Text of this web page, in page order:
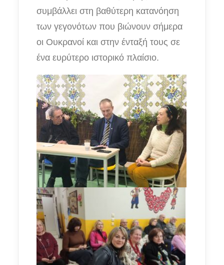
συμβάλλει στη βαθύτερη κατανόηση
των γεγονότων που βιώνουν σήμερα
οι Ουκρανοί και στην ένταξή τους σε
ένα ευρύτερο ιστορικό πλαίσιο.